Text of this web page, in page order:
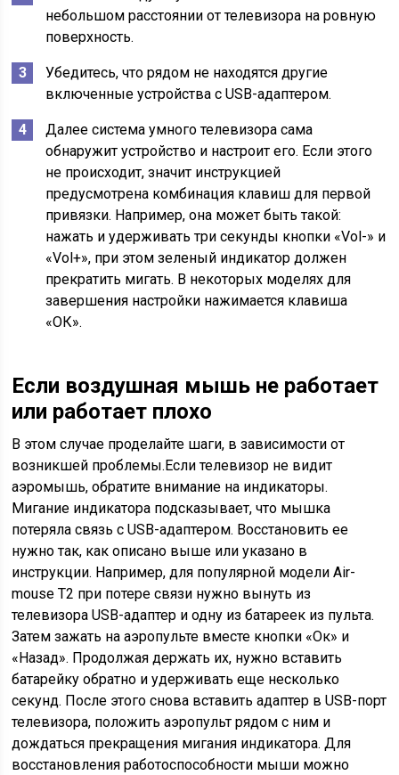
небольшом расстоянии от телевизора на ровную
поверхность.
Убедитесь, что рядом не находятся другие
включенные устройства с USB-адаптером.
Далее система умного телевизора сама
обнаружит устройство и настроит его. Если этого
не происходит, значит инструкцией
предусмотрена комбинация клавиш для первой
привязки. Например, она может быть такой:
нажать и удерживать три секунды кнопки «Vol-» и
«Vol+», при этом зеленый индикатор должен
прекратить мигать. В некоторых моделях для
завершения настройки нажимается клавиша
«ОК».
Если воздушная мышь не работает
или работает плохо
В этом случае проделайте шаги, в зависимости от
возникшей проблемы.Если телевизор не видит
аэромышь, обратите внимание на индикаторы.
Мигание индикатора подсказывает, что мышка
потеряла связь с USB-адаптером. Восстановить ее
нужно так, как описано выше или указано в
инструкции. Например, для популярной модели Air-
mouse T2 при потере связи нужно вынуть из
телевизора USB-адаптер и одну из батареек из пульта.
Затем зажать на аэропульте вместе кнопки «Ок» и
«Назад». Продолжая держать их, нужно вставить
батарейку обратно и удерживать еще несколько
секунд. После этого снова вставить адаптер в USB-порт
телевизора, положить аэропульт рядом с ним и
дождаться прекращения мигания индикатора. Для
восстановления работоспособности мыши можно